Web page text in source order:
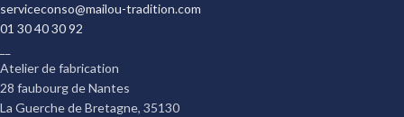
serviceconso@mailou-tradition.com
01 30 40 30 92
Atelier de fabrication
28 faubourg de Nantes
La Guerche de Bretagne, 35130